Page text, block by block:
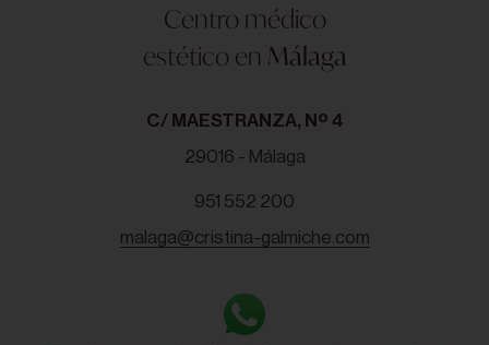
Centro médico
estético en Málaga
C/ MAESTRANZA, Nº 4
29016 - Málaga
951 552 200
malaga@cristina-galmiche.com